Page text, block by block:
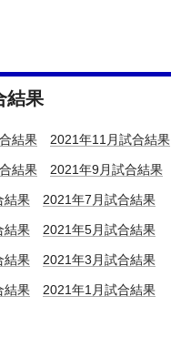
結果
結果 2021年11月試合結果
結果 2021年9月試合結果
結果 2021年7月試合結果
結果 2021年5月試合結果
結果 2021年3月試合結果
結果 2021年1月試合結果